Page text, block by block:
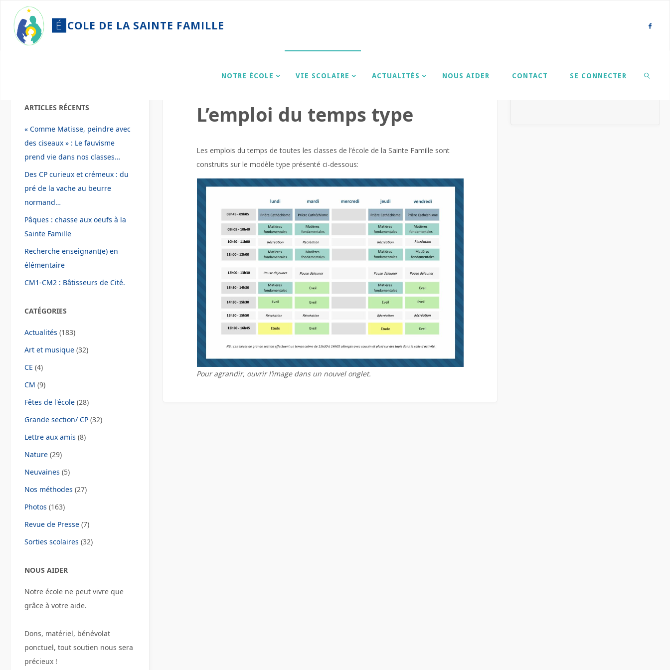
content
É COLE DE LA SAINTE FAMILLE
NOTRE ÉCOLE VIE SCOLAIRE ACTUALITÉS NOUS AIDER CONTACT SE CONNECTER
L’emploi du temps type
Les emplois du temps de toutes les classes de l’école de la Sainte Famille sont
construits sur le modèle type présenté ci-dessous:
Pour agrandir, ouvrir l’image dans un nouvel onglet.
ARTICLES RÉCENTS
« Comme Matisse, peindre avec
des ciseaux » : Le fauvisme
prend vie dans nos classes…
Des CP curieux et crémeux : du
pré de la vache au beurre
normand…
Pâques : chasse aux oeufs à la
Sainte Famille
Recherche enseignant(e) en
élémentaire
CM1-CM2 : Bâtisseurs de Cité.
CATÉGORIES
Actualités (183)
Art et musique (32)
CE (4)
CM (9)
Fêtes de l'école (28)
Grande section/ CP (32)
Lettre aux amis (8)
Nature (29)
Neuvaines (5)
Nos méthodes (27)
Photos (163)
Revue de Presse (7)
Sorties scolaires (32)
NOUS AIDER
Notre école ne peut vivre que
grâce à votre aide.
Dons, matériel, bénévolat
ponctuel, tout soutien nous sera
précieux !